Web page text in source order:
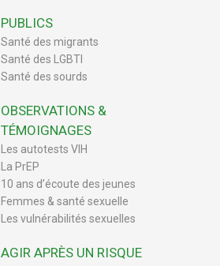
PUBLICS
Santé des migrants
Santé des LGBTI
Santé des sourds
OBSERVATIONS &
TÉMOIGNAGES
Les autotests VIH
La PrEP
10 ans d’écoute des jeunes
Femmes & santé sexuelle
Les vulnérabilités sexuelles
AGIR APRÈS UN RISQUE